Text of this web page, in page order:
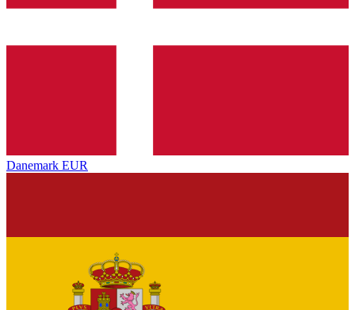
Danemark EUR